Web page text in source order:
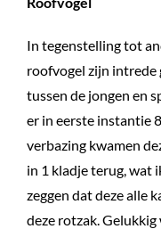
In tegenstelling tot
roofvogel zijn intrede
tussen de jongen en
er in eerste instantie
verbazing kwamen
in 1 kladje terug, wat
zeggen dat deze alle
deze rotzak. Gelukkig